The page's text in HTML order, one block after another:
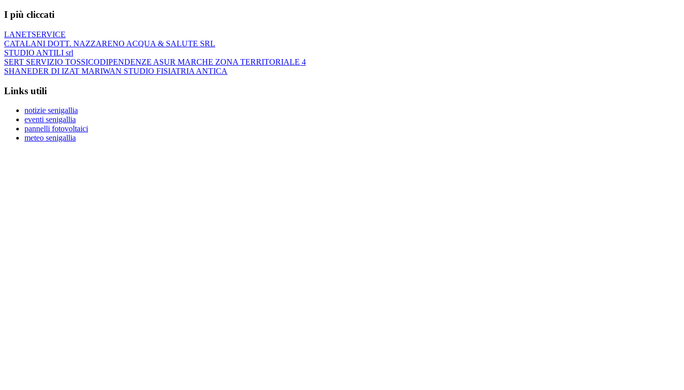
I più cliccati
LANETSERVICE
CATALANI DOTT. NAZZARENO ACQUA & SALUTE SRL
STUDIO ANTILI srl
SERT SERVIZIO TOSSICODIPENDENZE ASUR MARCHE ZONA TERRITORIALE 4
SHANEDER DI IZAT MARIWAN STUDIO FISIATRIA ANTICA
Links utili
notizie senigallia
eventi senigallia
pannelli fotovoltaici
meteo senigallia